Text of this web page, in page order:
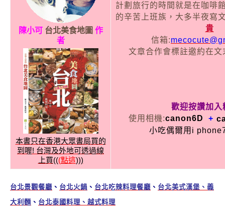
陳小可台北美食地圖 作
者
本書只在香港大眾書局買的
到喔! 台灣及外地可透過線
上買(((點這)))
計劃旅行的時間就是在咖啡
的辛苦上班族，大多半夜寫
貴
信箱:
文章合作會標註邀約在
歡迎按讚加入
使用相機:canon6D +
小吃偶爾用i
台北景觀餐廳 、 台北火鍋 、 台北吃辣料理餐廳 、 台北美式漢堡、義
大利麵 、 台北泰國料理、越式料理